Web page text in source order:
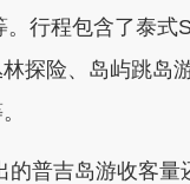
。行程包含了泰式
探险、岛屿跳岛
普吉岛游收客量